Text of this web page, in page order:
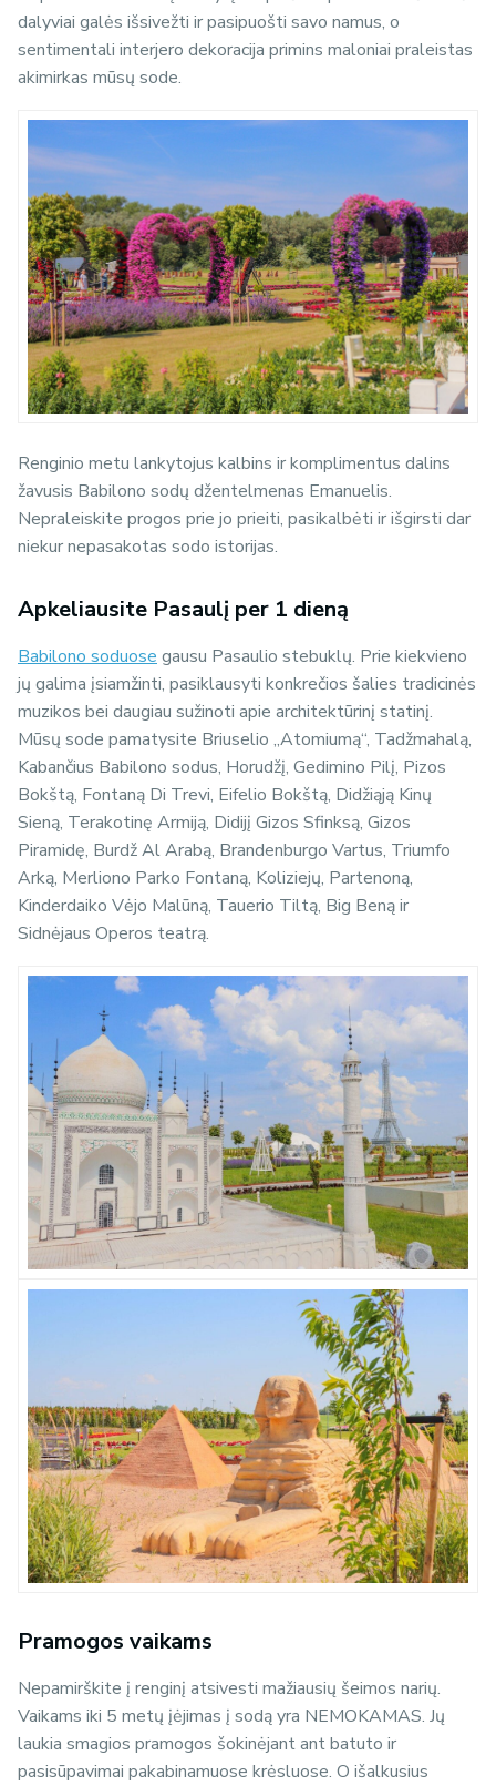
dalyviai galės išsivežti ir pasipuošti savo namus, o
sentimentali interjero dekoracija primins maloniai praleistas
akimirkas mūsų sode.
Renginio metu lankytojus kalbins ir komplimentus dalins
žavusis Babilono sodų džentelmenas Emanuelis.
Nepraleiskite progos prie jo prieiti, pasikalbėti ir išgirsti dar
niekur nepasakotas sodo istorijas.
Apkeliausite Pasaulį per 1 dieną
Babilono soduose gausu Pasaulio stebuklų. Prie kiekvieno
jų galima įsiamžinti, pasiklausyti konkrečios šalies tradicinės
muzikos bei daugiau sužinoti apie architektūrinį statinį.
Mūsų sode pamatysite Briuselio „Atomiumą“, Tadžmahalą,
Kabančius Babilono sodus, Horudžį, Gedimino Pilį, Pizos
Bokštą, Fontaną Di Trevi, Eifelio Bokštą, Didžiąją Kinų
Sieną, Terakotinę Armiją, Didijį Gizos Sfinksą, Gizos
Piramidę, Burdž Al Arabą, Brandenburgo Vartus, Triumfo
Arką, Merliono Parko Fontaną, Koliziejų, Partenoną,
Kinderdaiko Vėjo Malūną, Tauerio Tiltą, Big Beną ir
Sidnėjaus Operos teatrą.
Pramogos vaikams
Nepamirškite į renginį atsivesti mažiausių šeimos narių.
Vaikams iki 5 metų įėjimas į sodą yra NEMOKAMAS. Jų
laukia smagios pramogos šokinėjant ant batuto ir
pasisūpavimai pakabinamuose krėsluose. O išalkusius